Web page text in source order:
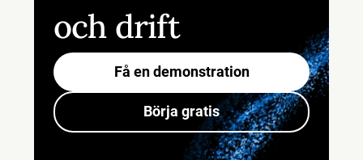
och drift
Få en demonstration
Börja gratis